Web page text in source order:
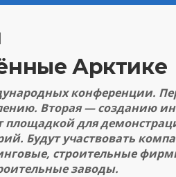
Арктике
конференции.
Вторая — созданию
площадкой для
Будут участвовать
строительные
заводы.